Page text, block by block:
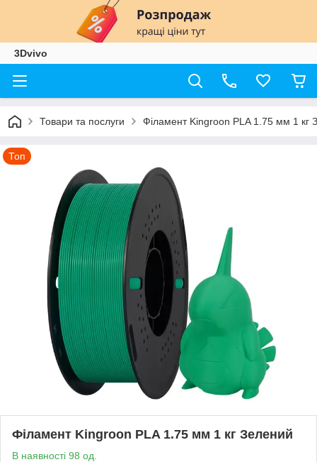
3Dvivo
Товари та послуги Філамент Kingroon PLA 1.75 мм 1 кг
Топ
Філамент Kingroon PLA 1.75 мм 1 кг Зелений
В наявності 98 од.